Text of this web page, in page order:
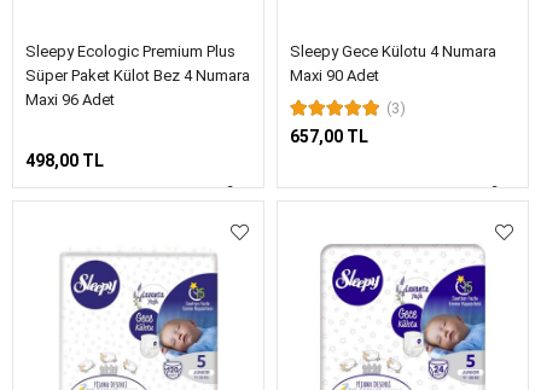
Sleepy Ecologic Premium Plus
Süper Paket Külot Bez 4 Numara
Maxi 96 Adet
498,00 TL
Sleepy Gece Külotu 4 Numara
Maxi 90 Adet
(3)
657,00 TL